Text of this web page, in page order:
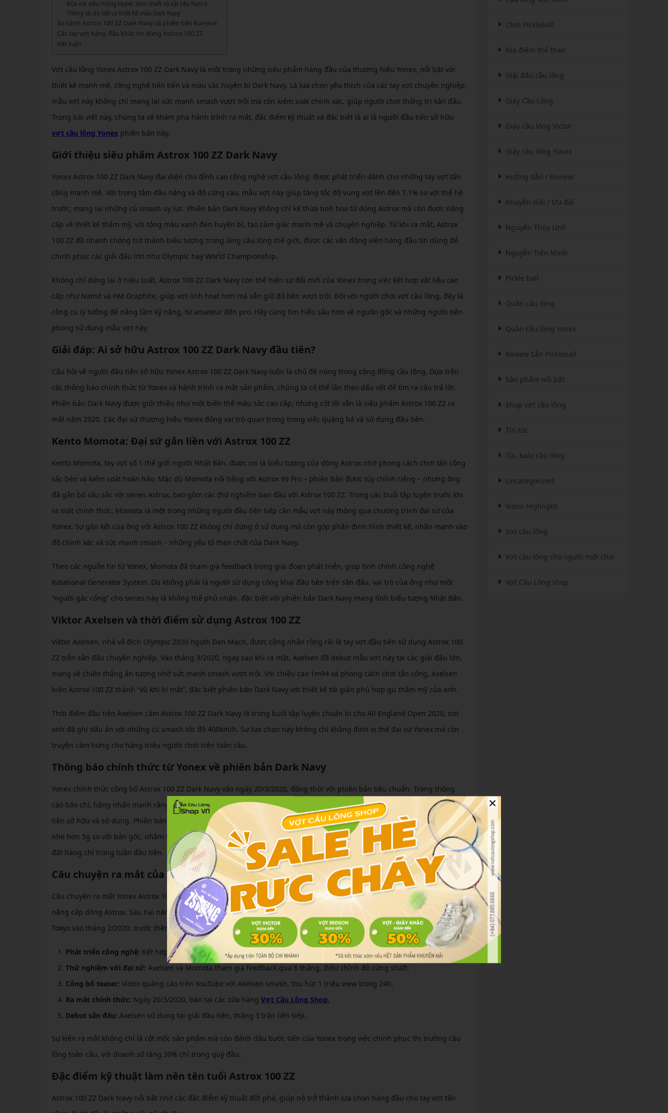
Vợt Pickleball Kamito
Vợt Pickleball Dưới 1tr
Xem thêm
VỢT CẦU LÔNG DAS X
VỢT CẦU LÔNG FLEET
VỢT CẦU LÔNG FLEX POWER
GIÀY CẦU LÔNG FELET
Đũa vợt siêu mỏng Hyper Slim Shaft và vật liệu Namd
Thông số chi tiết và thiết kế màu Dark Navy
So sánh Astrox 100 ZZ Dark Navy và phiên bản Kurenai
Các tay vợt hàng đầu khác tin dùng Astrox 100 ZZ
Kết luận
Vợt cầu lông Yonex Astrox 100 ZZ Dark Navy là một trong những siêu phẩm hàng đầu của thương hiệu Yonex, nổi bật với
thiết kế mạnh mẽ, công nghệ tiên tiến và màu sắc huyền bí Dark Navy. Là lựa chọn yêu thích của các tay vợt chuyên nghiệp,
mẫu vợt này không chỉ mang lại sức mạnh smash vượt trội mà còn kiểm soát chính xác, giúp người chơi thống trị sân đấu.
Trong bài viết này, chúng ta sẽ khám phá hành trình ra mắt, đặc điểm kỹ thuật và đặc biệt là ai là người đầu tiên sở hữu
vợt cầu lông Yonexphiên bản này.
Giới thiệu siêu phẩm Astrox 100 ZZ Dark Navy
Yonex Astrox 100 ZZ Dark Navy đại diện cho đỉnh cao công nghệ vợt cầu lông, được phát triển dành cho những tay vợt tấn
công mạnh mẽ. Với trọng tâm đầu nặng và độ cứng cao, mẫu vợt này giúp tăng tốc độ vung vợt lên đến 7.1% so với thế hệ
trước, mang lại những cú smash uy lực. Phiên bản Dark Navy không chỉ kế thừa tinh hoa từ dòng Astrox mà còn được nâng
cấp về thiết kế thẩm mỹ, với tông màu xanh đen huyền bí, tạo cảm giác mạnh mẽ và chuyên nghiệp. Từ khi ra mắt, Astrox
100 ZZ đã nhanh chóng trở thành biểu tượng trong làng cầu lông thế giới, được các vận động viên hàng đầu tin dùng để
chinh phục các giải đấu lớn như Olympic hay World Championship.
Không chỉ dừng lại ở hiệu suất, Astrox 100 ZZ Dark Navy còn thể hiện sự đổi mới của Yonex trong việc kết hợp vật liệu cao
cấp như Namd và HM Graphite, giúp vợt linh hoạt hơn mà vẫn giữ độ bền vượt trội. Đối với người chơi vợt cầu lông, đây là
công cụ lý tưởng để nâng tầm kỹ năng, từ amateur đến pro. Hãy cùng tìm hiểu sâu hơn về nguồn gốc và những người tiên
phong sử dụng mẫu vợt này.
Giải đáp: Ai sở hữu Astrox 100 ZZ Dark Navy đầu tiên?
Câu hỏi về người đầu tiên sở hữu Yonex Astrox 100 ZZ Dark Navy luôn là chủ đề nóng trong cộng đồng cầu lông. Dựa trên
các thông báo chính thức từ Yonex và hành trình ra mắt sản phẩm, chúng ta có thể lần theo dấu vết để tìm ra câu trả lời.
Phiên bản Dark Navy được giới thiệu như một biến thể màu sắc cao cấp, nhưng cốt lõi vẫn là siêu phẩm Astrox 100 ZZ ra
mắt năm 2020. Các đại sứ thương hiệu Yonex đóng vai trò quan trọng trong việc quảng bá và sử dụng đầu tiên.
Kento Momota: Đại sứ gắn liền với Astrox 100 ZZ
Kento Momota, tay vợt số 1 thế giới người Nhật Bản, được coi là biểu tượng của dòng Astrox nhờ phong cách chơi tấn công
sắc bén và kiểm soát hoàn hảo. Mặc dù Momota nổi tiếng với Astrox 99 Pro – phiên bản được tùy chỉnh riêng – nhưng ông
đã gắn bó sâu sắc với series Astrox, bao gồm các thử nghiệm ban đầu với Astrox 100 ZZ. Trong các buổi tập luyện trước khi
ra mắt chính thức, Momota là một trong những người đầu tiên tiếp cận mẫu vợt này thông qua chương trình đại sứ của
Yonex. Sự gắn kết của ông với Astrox 100 ZZ không chỉ dừng ở sử dụng mà còn góp phần định hình thiết kế, nhấn mạnh vào
độ chính xác và sức mạnh smash – những yếu tố then chốt của Dark Navy.
Theo các nguồn tin từ Yonex, Momota đã tham gia feedback trong giai đoạn phát triển, giúp tinh chỉnh công nghệ
Rotational Generator System. Dù không phải là người sử dụng công khai đầu tiên trên sân đấu, vai trò của ông như một
“người gác cổng” cho series này là không thể phủ nhận, đặc biệt với phiên bản Dark Navy mang tính biểu tượng Nhật Bản.
Viktor Axelsen và thời điểm sử dụng Astrox 100 ZZ
Viktor Axelsen, nhà vô địch Olympic 2020 người Đan Mạch, được công nhận rộng rãi là tay vợt đầu tiên sử dụng Astrox 100
ZZ trên sân đấu chuyên nghiệp. Vào tháng 3/2020, ngay sau khi ra mắt, Axelsen đã debut mẫu vợt này tại các giải đấu lớn,
mang về chiến thắng ấn tượng nhờ sức mạnh smash vượt trội. Với chiều cao 1m94 và phong cách chơi tấn công, Axelsen
biến Astrox 100 ZZ thành “vũ khí bí mật”, đặc biệt phiên bản Dark Navy với thiết kế tối giản phù hợp gu thẩm mỹ của anh.
Thời điểm đầu tiên Axelsen cầm Astrox 100 ZZ Dark Navy là trong buổi tập luyện chuẩn bị cho All England Open 2020, nơi
anh đã ghi dấu ấn với những cú smash tốc độ 400km/h. Sự lựa chọn này không chỉ khẳng định vị thế đại sứ Yonex mà còn
truyền cảm hứng cho hàng triệu người chơi trên toàn cầu.
Thông báo chính thức từ Yonex về phiên bản Dark Navy
Yonex chính thức công bố Astrox 100 ZZ Dark Navy vào ngày 20/3/2020, đồng thời với phiên bản tiêu chuẩn. Trong thông
cáo báo chí, hãng nhấn mạnh rằng các vận động viên hàng đầu như Axelsen và Akane Yamaguchi sẽ là những người đầu
tiên sở hữu và sử dụng. Phiên bản Dark Navy được thiết kế dành riêng cho thị trường châu Á và châu Âu, với trọng lượng
nhẹ hơn 5g so với bản gốc, nhằm tối ưu hóa cho các tay vợt cao lớn. Thông báo này đã tạo nên cơn sốt, với hàng ngàn đơn
đặt hàng chỉ trong tuần đầu tiên.
Câu chuyện ra mắt của Yonex Astrox 100 ZZ Dark Navy
Câu chuyện ra mắt Yonex Astrox 100 ZZ Dark Navy bắt đầu từ năm 2018, khi Yonex bắt đầu nghiên cứu công nghệ Namd để
nâng cấp dòng Astrox. Sau hai năm thử nghiệm với các vận động viên hàng đầu, mẫu vợt chính thức được giới thiệu tại
Tokyo vào tháng 2/2020, trước thềm Olympic. Quy trình ra mắt diễn ra theo trình tự sau:
Phát triển công nghệ: Kết hợp Rotational Generator System với vật liệu mới, thử nghiệm tại phòng lab Yonex Nhật Bản.
Thử nghiệm với đại sứ: Axelsen và Momota tham gia feedback qua 6 tháng, điều chỉnh độ cứng shaft.
Công bố teaser: Video quảng cáo trên YouTube với Axelsen smash, thu hút 1 triệu view trong 24h.
Ra mắt chính thức: Ngày 20/3/2020, bán tại các cửa hàng Vợt Cầu Lông Shop.
Debut sân đấu: Axelsen sử dụng tại giải đầu tiên, thắng 3 trận liên tiếp.
Sự kiện ra mắt không chỉ là cột mốc sản phẩm mà còn đánh dấu bước tiến của Yonex trong việc chinh phục thị trường cầu
lông toàn cầu, với doanh số tăng 30% chỉ trong quý đầu.
Đặc điểm kỹ thuật làm nên tên tuổi Astrox 100 ZZ
Astrox 100 ZZ Dark Navy nổi bật nhờ các đặc điểm kỹ thuật đột phá, giúp nó trở thành lựa chọn hàng đầu cho tay vợt tấn
Chơi Pickleball
Địa điểm thể thao
Giải đấu cầu lông
Giày Cầu Lông
Giày cầu lông Victor
Giày cầu lông Yonex
Hướng dẫn / Review
Khuyến mãi / Ưu đãi
Nguyễn Thùy Linh
Nguyễn Tiến Minh
Pickle ball
Quần cầu lông
Quần cầu lông Yonex
Review Sân Pickleball
Sản phẩm nổi bật
Shop vợt cầu lông
Tin tức
Túi, balo cầu lông
Uncategorized
Video Highlight
Vợt cầu lông
Vợt cầu lông cho người mới chơi
Vợt Cầu Lông shop
×